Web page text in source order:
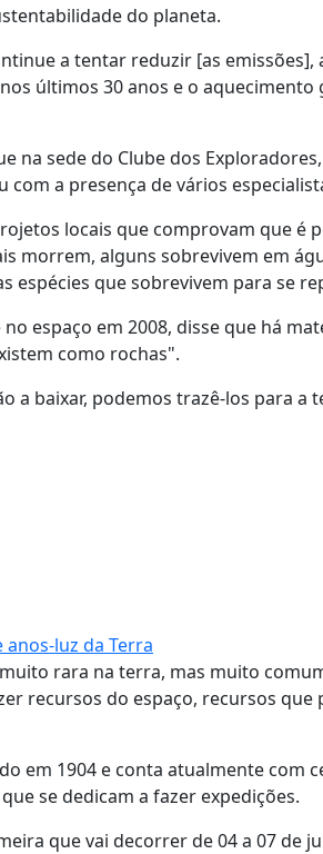
do planeta.
a tentar reduzir [as
últimos 30 anos e o
na sede do Clube dos
a presença de vários
locais que comprovam que é
morrem, alguns sobrevivem em
espécies que sobrevivem para se
espaço em 2008, disse que há
como rochas".
a baixar, podemos trazê-los para a
luz da Terra
rara na terra, mas muito
recursos do espaço, recursos que
em 1904 e conta atualmente com
se dedicam a fazer expedições.
que vai decorrer de 04 a 07 de